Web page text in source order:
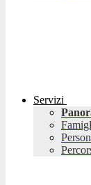
Servizi